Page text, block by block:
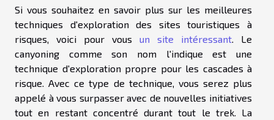
Si vous souhaitez en savoir plus sur les meilleures
techniques d'exploration des sites touristiques à
risques, voici pour vous un site intéressant . Le
canyoning comme son nom l'indique est une
technique d'exploration propre pour les cascades à
risque. Avec ce type de technique, vous serez plus
appelé à vous surpasser avec de nouvelles initiatives
tout en restant concentré durant tout le trek. La